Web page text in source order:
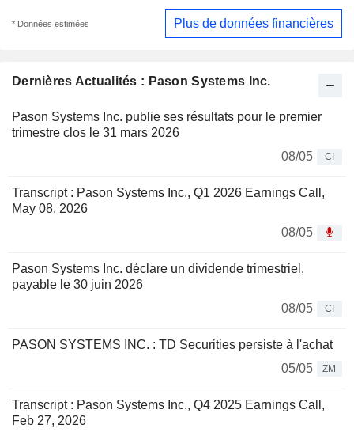
Dernières Actualités : Pason Systems Inc.
Pason Systems Inc. publie ses résultats pour le premier
trimestre clos le 31 mars 2026
08/05
CI
Transcript : Pason Systems Inc., Q1 2026 Earnings Call,
May 08, 2026
08/05
Pason Systems Inc. déclare un dividende trimestriel,
payable le 30 juin 2026
08/05
CI
PASON SYSTEMS INC. : TD Securities persiste à l'achat
05/05
ZM
Transcript : Pason Systems Inc., Q4 2025 Earnings Call,
Feb 27, 2026
* Données estimées Plus de données financières